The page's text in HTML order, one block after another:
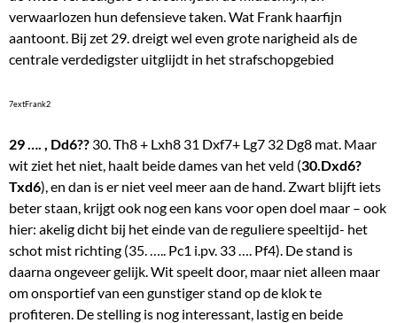
verwaarlozen hun defensieve taken. Wat Frank haarfijn
aantoont. Bij zet 29. dreigt wel even grote narigheid als de
centrale verdedigster uitglijdt in het strafschopgebied
7extFrank2
29 …. , Dd6?? 30. Th8 + Lxh8 31 Dxf7+ Lg7 32 Dg8 mat. Maar
wit ziet het niet, haalt beide dames van het veld (30.Dxd6?
Txd6), en dan is er niet veel meer aan de hand. Zwart blijft iets
beter staan, krijgt ook nog een kans voor open doel maar – ook
hier: akelig dicht bij het einde van de reguliere speeltijd- het
schot mist richting (35. ….. Pc1 i.pv. 33 …. Pf4). De stand is
daarna ongeveer gelijk. Wit speelt door, maar niet alleen maar
om onsportief van een gunstiger stand op de klok te
profiteren. De stelling is nog interessant, lastig en beide